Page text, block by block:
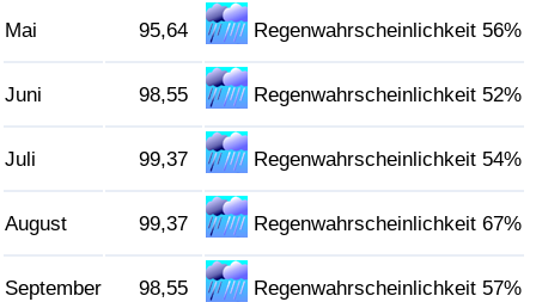
Mai 95,64 Regenwahrscheinlichkeit 56%
Juni 98,55 Regenwahrscheinlichkeit 52%
Juli 99,37 Regenwahrscheinlichkeit 54%
August 99,37 Regenwahrscheinlichkeit 67%
September 98,55 Regenwahrscheinlichkeit 57%
Verkehrs-Index
Verkehrs-Index (aktuell)
Verkehrs-Index nach Land